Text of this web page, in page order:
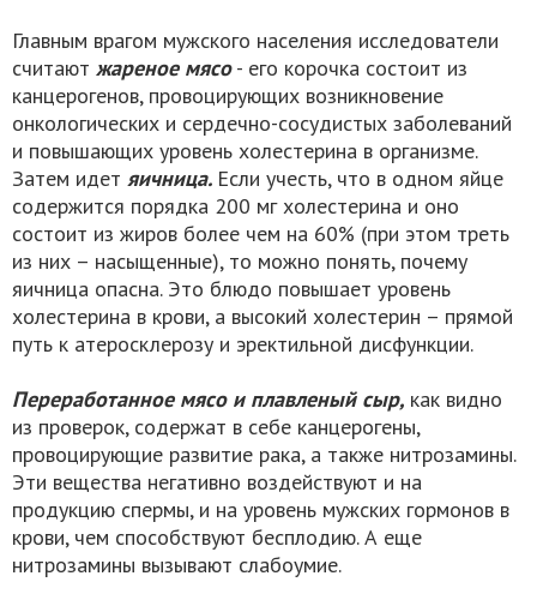
Главным врагом мужского населения исследователи
считают жареное мясо- его корочка состоит из
канцерогенов, провоцирующих возникновение
онкологических и сердечно-сосудистых заболеваний
и повышающих уровень холестерина в организме.
Затем идет яичница. Если учесть, что в одном яйце
содержится порядка 200 мг холестерина и оно
состоит из жиров более чем на 60% (при этом треть
из них – насыщенные), то можно понять, почему
яичница опасна. Это блюдо повышает уровень
холестерина в крови, а высокий холестерин – прямой
путь к атеросклерозу и эректильной дисфункции.
Переработанное мясо и плавленый сыр, как видно
из проверок, содержат в себе канцерогены,
провоцирующие развитие рака, а также нитрозамины.
Эти вещества негативно воздействуют и на
продукцию спермы, и на уровень мужских гормонов в
крови, чем способствуют бесплодию. А еще
нитрозамины вызывают слабоумие.